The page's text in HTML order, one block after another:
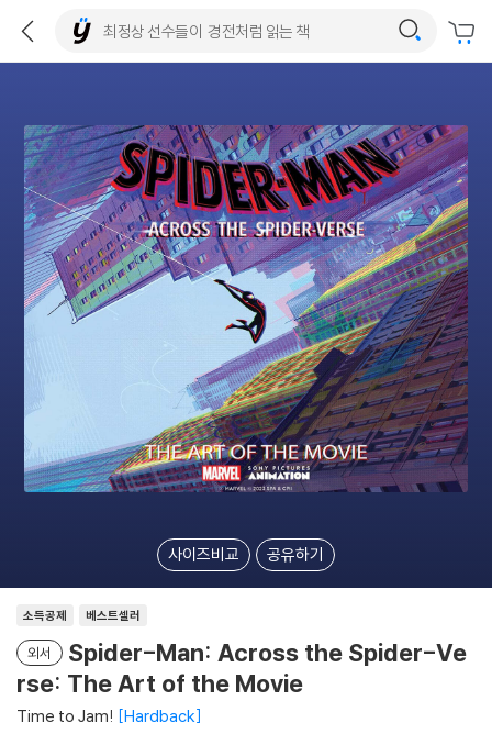
사이즈비교 공유하기
소득공제 베스트셀러
외서
Spider-Man: Across the Spider-Ve
rse: The Art of the Movie
Time to Jam! Hardback